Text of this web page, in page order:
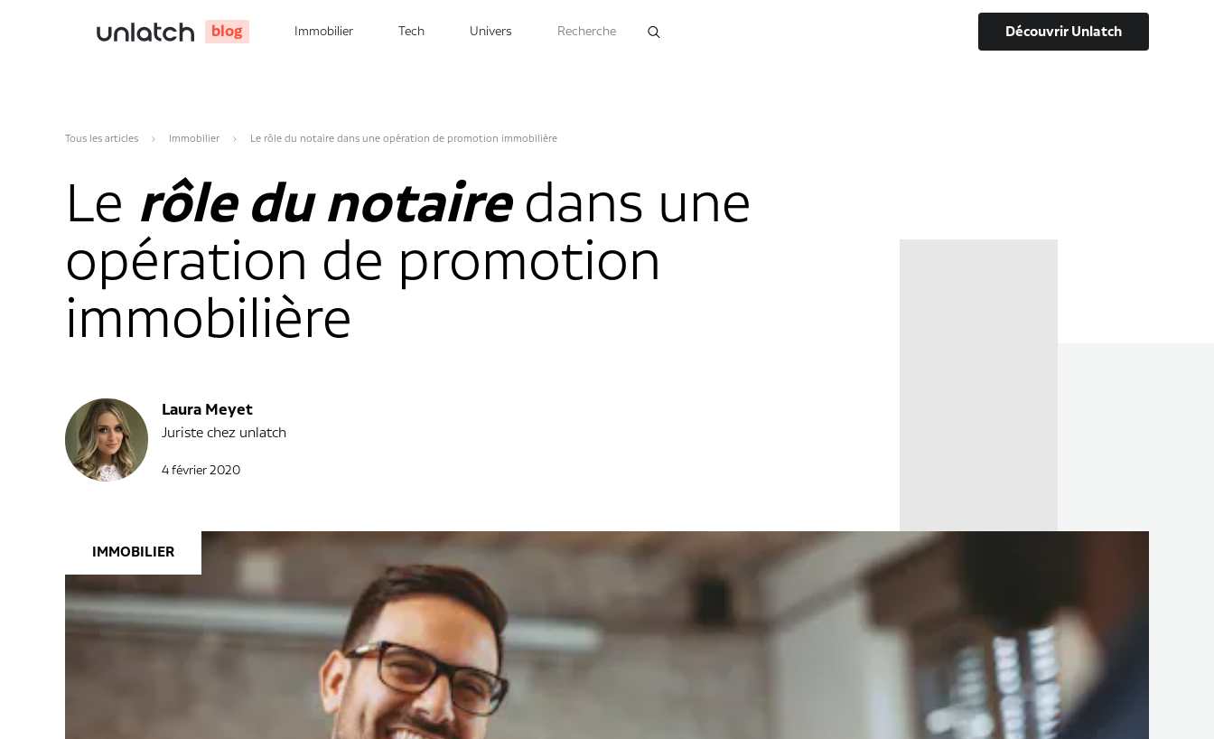
blog Immobilier Tech Univers Découvrir Unlatch
Tous les articles Immobilier Le rôle du notaire dans une opération de promotion immobilière
Le rôle du notairedans une
opération de promotion
immobilière
Laura Meyet
Juriste chez unlatch
4 février 2020
IMMOBILIER